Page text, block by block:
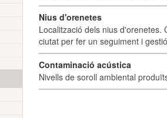
Nius d'orenetes
Localització dels nius
ciutat per fer un seguiment i
Contaminació acústica
Nivells de soroll ambiental